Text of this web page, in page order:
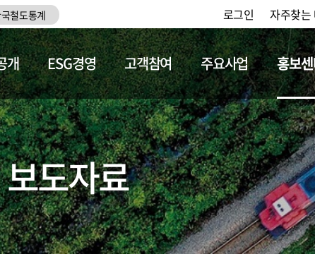
철도통계 로그인 자주찾는
개 ESG경영 고객참여 주요사업 홍보
갤러리 기차소개 철
보도자료